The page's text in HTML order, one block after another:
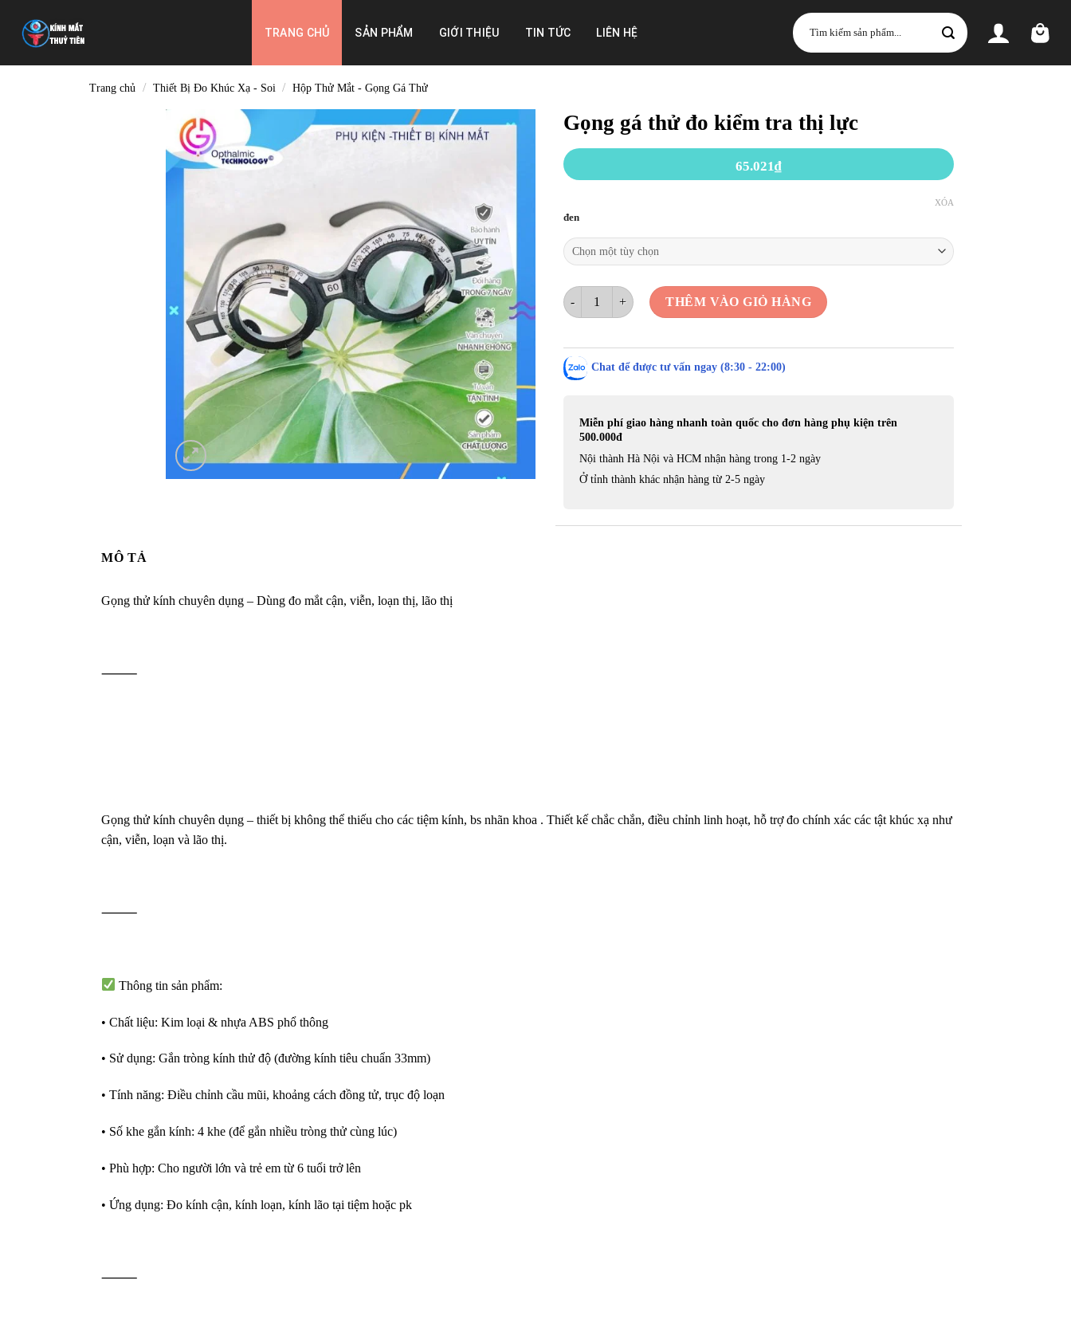
content
TRANG CHỦ SẢN PHẨM GIỚI THIỆU TIN TỨC LIÊN HỆ
Tìm
kiếm:
Trang chủ / Thiết Bị Đo Khúc Xạ - Soi / Hộp Thử Mắt - Gọng Gá Thử
Gọng gá thử đo kiểm tra thị lực
65.021₫
đen
XÓA
Gọng gá thử đo kiểm tra thị lực số lượng
THÊM VÀO GIỎ HÀNG
Chat để được tư vấn ngay (8:30 - 22:00)
Miễn phí giao hàng nhanh toàn quốc cho đơn hàng phụ kiện trên
500.000đ
Nội thành Hà Nội và HCM nhận hàng trong 1-2 ngày
Ở tỉnh thành khác nhận hàng từ 2-5 ngày
MÔ TẢ
Gọng thử kính chuyên dụng – Dùng đo mắt cận, viễn, loạn thị, lão thị
⸻
Gọng thử kính chuyên dụng – thiết bị không thể thiếu cho các tiệm kính, bs nhãn khoa . Thiết kế chắc chắn, điều chỉnh linh hoạt, hỗ trợ đo chính xác các tật khúc xạ như
cận, viễn, loạn và lão thị.
⸻
Thông tin sản phẩm:
• Chất liệu: Kim loại & nhựa ABS phổ thông
• Sử dụng: Gắn tròng kính thử độ (đường kính tiêu chuẩn 33mm)
• Tính năng: Điều chỉnh cầu mũi, khoảng cách đồng tử, trục độ loạn
• Số khe gắn kính: 4 khe (để gắn nhiều tròng thử cùng lúc)
• Phù hợp: Cho người lớn và trẻ em từ 6 tuổi trở lên
• Ứng dụng: Đo kính cận, kính loạn, kính lão tại tiệm hoặc pk
⸻